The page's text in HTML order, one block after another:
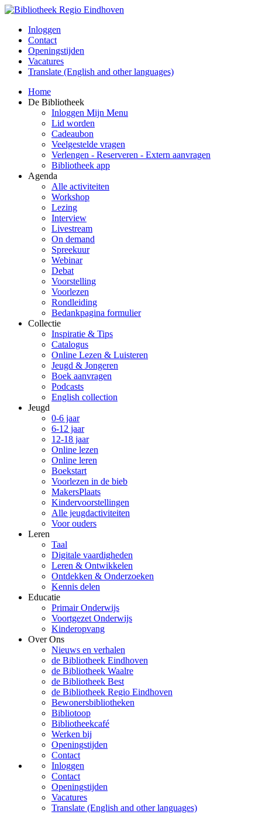
Inloggen
Contact
Openingstijden
Vacatures
Translate (English and other languages)
Home
De Bibliotheek
Inloggen Mijn Menu
Lid worden
Cadeaubon
Veelgestelde vragen
Verlengen - Reserveren - Extern aanvragen
Bibliotheek app
Agenda
Alle activiteiten
Workshop
Lezing
Interview
Livestream
On demand
Spreekuur
Webinar
Debat
Voorstelling
Voorlezen
Rondleiding
Bedankpagina formulier
Collectie
Inspiratie & Tips
Catalogus
Online Lezen & Luisteren
Jeugd & Jongeren
Boek aanvragen
Podcasts
English collection
Jeugd
0-6 jaar
6-12 jaar
12-18 jaar
Online lezen
Online leren
Boekstart
Voorlezen in de bieb
MakersPlaats
Kindervoorstellingen
Alle jeugdactiviteiten
Voor ouders
Leren
Taal
Digitale vaardigheden
Leren & Ontwikkelen
Ontdekken & Onderzoeken
Kennis delen
Educatie
Primair Onderwijs
Voortgezet Onderwijs
Kinderopvang
Over Ons
Nieuws en verhalen
de Bibliotheek Eindhoven
de Bibliotheek Waalre
de Bibliotheek Best
de Bibliotheek Regio Eindhoven
Bewonersbibliotheken
Bibliotoop
Bibliotheekcafé
Werken bij
Openingstijden
Contact
Inloggen
Contact
Openingstijden
Vacatures
Translate (English and other languages)